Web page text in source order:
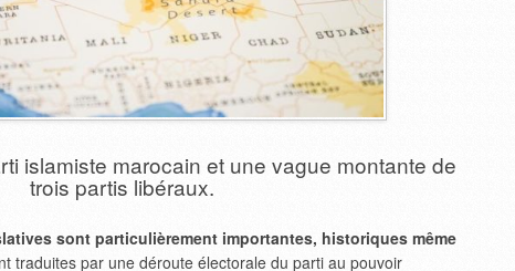
islamiste marocain et une vague montante de
trois partis libéraux.
sont particulièrement importantes, historiques même
traduites par une déroute électorale du parti au pouvoir